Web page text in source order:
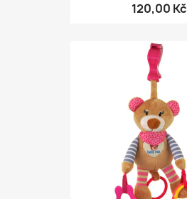
120,00 Kč